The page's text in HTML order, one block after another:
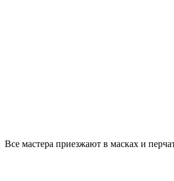
Все мастера приезжают в масках и